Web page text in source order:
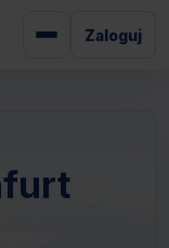
Zaloguj